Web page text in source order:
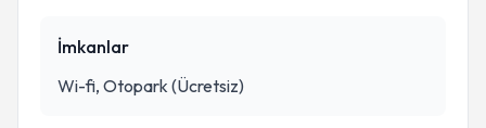
İmkanlar
Wi-fi, Otopark (Ücretsiz)